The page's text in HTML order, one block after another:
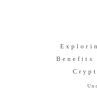
Benefits